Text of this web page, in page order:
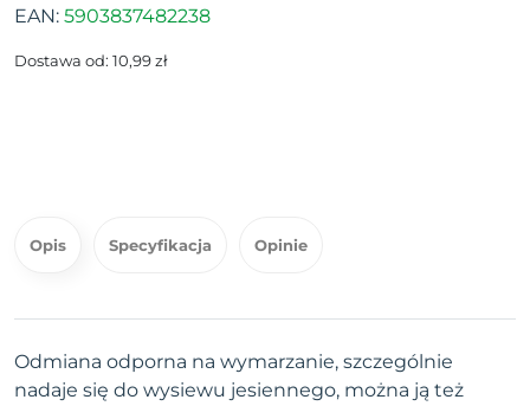
EAN: 5903837482238
Dostawa od: 10,99 zł
Opis Specyfikacja Opinie
Odmiana odporna na wymarzanie, szczególnie
nadaje się do wysiewu jesiennego, można ją też